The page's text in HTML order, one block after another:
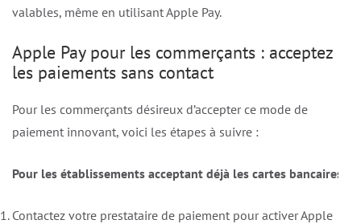
valables, même en utilisant Apple Pay.
Apple Pay pour les commerçants : acceptez
les paiements sans contact
Pour les commerçants désireux d’accepter ce mode de
paiement innovant, voici les étapes à suivre :
Pour les établissements acceptant déjà les cartes bancaires :
Contactez votre prestataire de paiement pour activer Apple